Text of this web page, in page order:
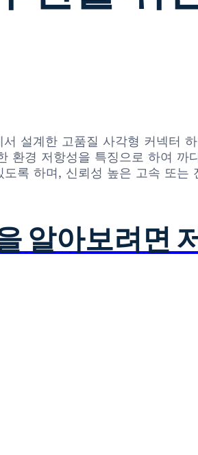
설계한 고품질 사각형 커넥터
환경 저항성을 특징으로 하여
록 하며, 신뢰성 높은 고속 또는
알아보려면